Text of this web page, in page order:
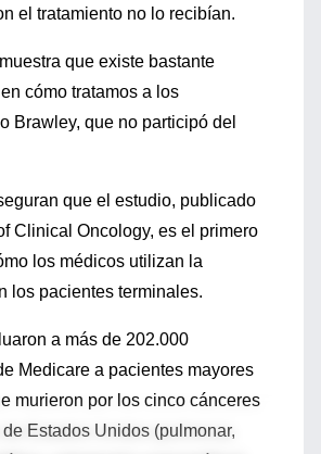
el tratamiento no lo recibían.
que existe bastante
cómo tratamos a los
Brawley, que no participó del
que el estudio, publicado
Clinical Oncology, es el primero
los médicos utilizan la
los pacientes terminales.
a más de 202.000
Medicare a pacientes mayores
murieron por los cinco cánceres
Estados Unidos (pulmonar,